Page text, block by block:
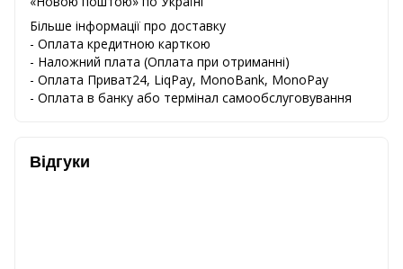
Більше інформації про доставку
- Оплата кредитною карткою
- Наложний плата (Оплата при отриманні)
- Оплата Приват24, LiqPay, MonoBank, MonoPay
- Оплата в банку або термінал самообслуговування
Відгуки